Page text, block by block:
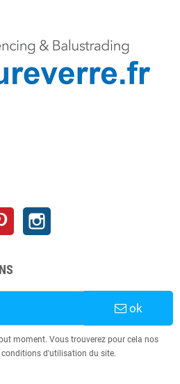
Pinterest
ok
moment. Vous trouverez pour cela nos
d'utilisation du site.